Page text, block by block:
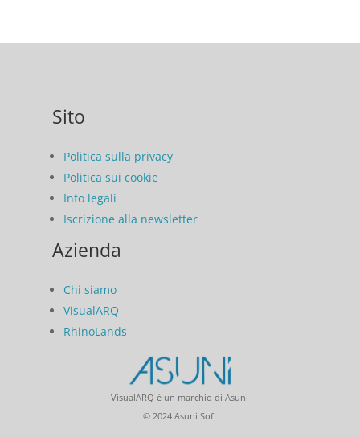
Sito
Politica sulla privacy
Politica sui cookie
Info legali
Iscrizione alla newsletter
Azienda
Chi siamo
VisualARQ
RhinoLands
VisualARQ è un marchio di Asuni
© 2024 Asuni Soft